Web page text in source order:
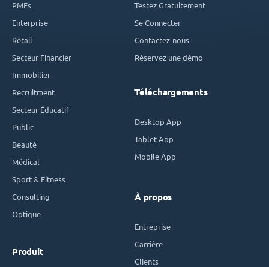
PMEs
Enterprise
Retail
Secteur Financier
Immobilier
Recruitment
Secteur Éducatif
Public
Beauté
Médical
Sport & Fitness
Consulting
Optique
Produit
Testez Gratuitement
Se Connecter
Contactez-nous
Réservez une démo
Téléchargements
Desktop App
Tablet App
Mobile App
À propos
Entreprise
Carrière
Clients